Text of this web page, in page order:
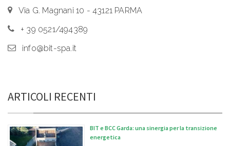
Via G. Magnani 10 - 43121 PARMA
+ 39 0521/494389
info@bit-spa.it
ARTICOLI RECENTI
BIT e BCC Garda: una sinergia per la transizione
energetica